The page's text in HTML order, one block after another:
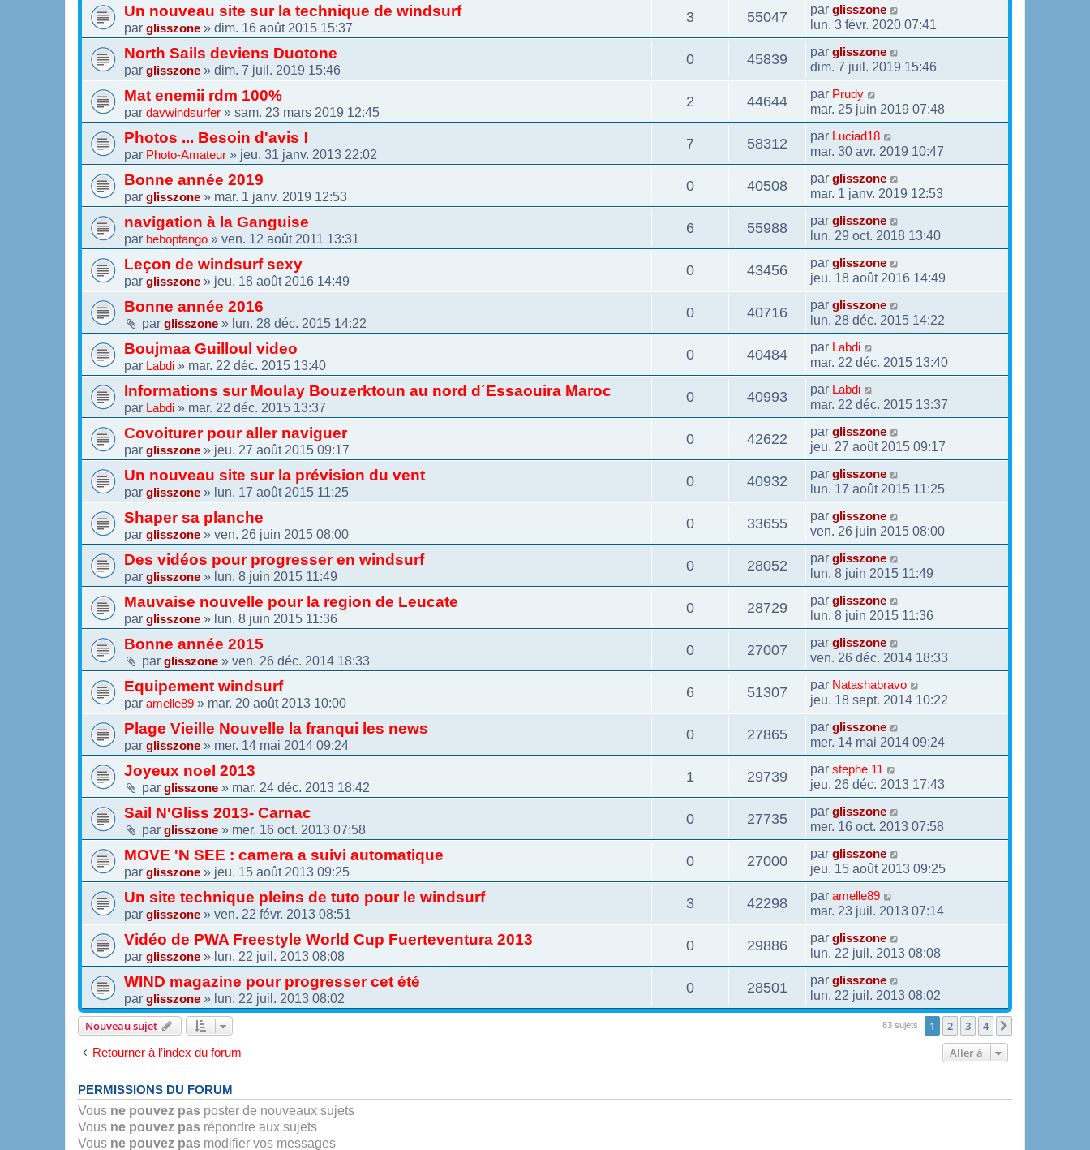
Un nouveau site sur la technique de windsurf
par glisszone » dim. 16 août 2015 15:37
3 55047 par glisszone
lun. 3 févr. 2020 07:41
North Sails deviens Duotone
par glisszone » dim. 7 juil. 2019 15:46
0 45839 par glisszone
dim. 7 juil. 2019 15:46
Mat enemii rdm 100%
par davwindsurfer » sam. 23 mars 2019 12:45
2 44644 par Prudy
mar. 25 juin 2019 07:48
Photos ... Besoin d'avis !
par Photo-Amateur » jeu. 31 janv. 2013 22:02
7 58312 par Luciad18
mar. 30 avr. 2019 10:47
Bonne année 2019
par glisszone » mar. 1 janv. 2019 12:53
0 40508 par glisszone
mar. 1 janv. 2019 12:53
navigation à la Ganguise
par beboptango » ven. 12 août 2011 13:31
6 55988 par glisszone
lun. 29 oct. 2018 13:40
Leçon de windsurf sexy
par glisszone » jeu. 18 août 2016 14:49
0 43456 par glisszone
jeu. 18 août 2016 14:49
Bonne année 2016
par glisszone » lun. 28 déc. 2015 14:22
0 40716 par glisszone
lun. 28 déc. 2015 14:22
Boujmaa Guilloul video
par Labdi » mar. 22 déc. 2015 13:40
0 40484 par Labdi
mar. 22 déc. 2015 13:40
Informations sur Moulay Bouzerktoun au nord d´Essaouira Maroc
par Labdi » mar. 22 déc. 2015 13:37
0 40993 par Labdi
mar. 22 déc. 2015 13:37
Covoiturer pour aller naviguer
par glisszone » jeu. 27 août 2015 09:17
0 42622 par glisszone
jeu. 27 août 2015 09:17
Un nouveau site sur la prévision du vent
par glisszone » lun. 17 août 2015 11:25
0 40932 par glisszone
lun. 17 août 2015 11:25
Shaper sa planche
par glisszone » ven. 26 juin 2015 08:00
0 33655 par glisszone
ven. 26 juin 2015 08:00
Des vidéos pour progresser en windsurf
par glisszone » lun. 8 juin 2015 11:49
0 28052 par glisszone
lun. 8 juin 2015 11:49
Mauvaise nouvelle pour la region de Leucate
par glisszone » lun. 8 juin 2015 11:36
0 28729 par glisszone
lun. 8 juin 2015 11:36
Bonne année 2015
par glisszone » ven. 26 déc. 2014 18:33
0 27007 par glisszone
ven. 26 déc. 2014 18:33
Equipement windsurf
par amelle89 » mar. 20 août 2013 10:00
6 51307 par Natashabravo
jeu. 18 sept. 2014 10:22
Plage Vieille Nouvelle la franqui les news
par glisszone » mer. 14 mai 2014 09:24
0 27865 par glisszone
mer. 14 mai 2014 09:24
Joyeux noel 2013
par glisszone » mar. 24 déc. 2013 18:42
1 29739 par stephe 11
jeu. 26 déc. 2013 17:43
Sail N'Gliss 2013- Carnac
par glisszone » mer. 16 oct. 2013 07:58
0 27735 par glisszone
mer. 16 oct. 2013 07:58
MOVE 'N SEE : camera a suivi automatique
par glisszone » jeu. 15 août 2013 09:25
0 27000 par glisszone
jeu. 15 août 2013 09:25
Un site technique pleins de tuto pour le windsurf
par glisszone » ven. 22 févr. 2013 08:51
3 42298 par amelle89
mar. 23 juil. 2013 07:14
Vidéo de PWA Freestyle World Cup Fuerteventura 2013
par glisszone » lun. 22 juil. 2013 08:08
0 29886 par glisszone
lun. 22 juil. 2013 08:08
WIND magazine pour progresser cet été
par glisszone » lun. 22 juil. 2013 08:02
0 28501 par glisszone
lun. 22 juil. 2013 08:02
Nouveau sujet 83 sujets 1 2 3 4
Retourner à l’index du forum Aller à
PERMISSIONS DU FORUM
Vous ne pouvez pas poster de nouveaux sujets
Vous ne pouvez pas répondre aux sujets
Vous ne pouvez pas modifier vos messages